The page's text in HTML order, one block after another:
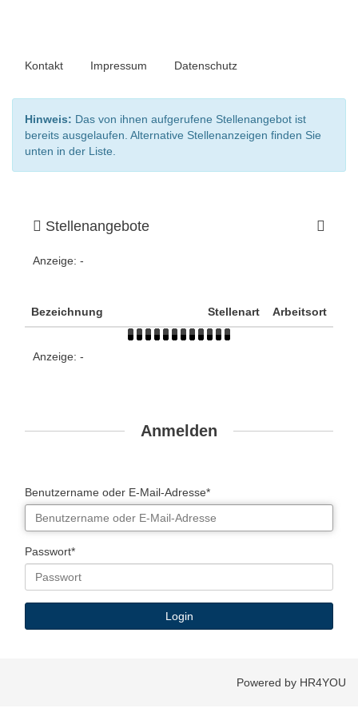
Kontakt Impressum Datenschutz
Hinweis: Das von ihnen aufgerufene Stellenangebot ist
bereits ausgelaufen. Alternative Stellenanzeigen finden Sie
unten in der Liste.
Stellenangebote
Anzeige: -
Bezeichnung Stellenart Arbeitsort
Anzeige: -
Anmelden
Benutzername oder E-Mail-Adresse*
Passwort*
Powered by HR4YOU